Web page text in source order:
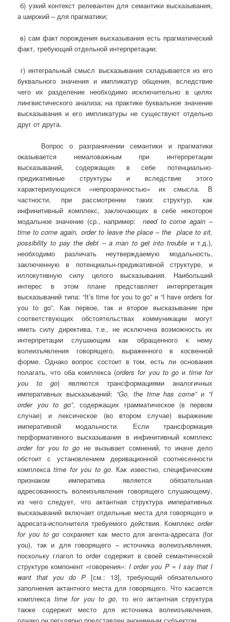
б) узкий контекст релевантен для семантики высказывания,
а широкий – для прагматики;
в) сам факт порождения высказывания есть прагматический
факт, требующий отдельной интерпретации;
г) интегральный смысл высказывания складывается из его
буквального значения и импликатур общения, вследствие
чего их разделение необходимо исключительно в целях
лингвистического анализа; на практике буквальное значение
высказывания и его импликатуры не существуют отдельно
друг от друга.
Вопрос о разграничении семантики и прагматики
оказывается немаловажным при интерпретации
высказываний, содержащих в себе потенциально-
предикативные структуры и вследствие этого
характеризующихся «непрозрачностью» их смысла. В
частности, при рассмотрении таких структур, как
инфинитивный комплекс, заключающих в себе некоторое
модальное значение (ср., например:
need to come again –
time to come again, order to leave the place –the place to sit,
possibility to pay the debt – a man to get into trouble и т.д.),
необходимо различать неутверждаемую модальность,
заключенную в потенциальн-предикативной структуре, и
иллокутивную силу целого высказывания. Наибольший
интерес в этом плане представляет интерпретация
высказываний типа: “It’s time for you to go” и “I have orders for
you to go”. Как первое, так и второе высказывание при
соответствующих обстоятельствах коммуникации могут
иметь силу директива, т.е., не исключена возможность их
интерпретации слушающим как обращенного к нему
волеизъявления говорящего, выраженного в косвенной
форме. Однако вопрос состоит в том, есть ли основания
полагать, что оба комплекса (orders for you to go и time for
you
to go) являются трансформациями аналогичных
императивных высказываний: “Go, the time has come”и “I
order you to go”, содержащих грамматическое (в первом
случае) и лексическое (во втором случае) выражение
императивной модальности. Если трансформация
перформативного высказывания в инфинитивный комплекс
order for you to go не вызывает сомнений, то иначе дело
обстоит с установлением деривационной соотнесенности
комплексаtime for you to go. Как известно, специфическим
признаком императива является обязательная
адресованность волеизъявления говорящего слушающему,
из чего следует, что актантная структура императивных
высказываний включает отдельные места для говорящего и
адресата-исполнителя требуемого действия. Комплекс order
for you to go сохраняет как место для агента-адресата (for
you), так и для говорящего – источника волеизъявления,
поскольку глагол to order содержит в своей семантической
структуре компонент «говорения»:I order you P= I say that I
want that you do P [см.: 13], требующий обязательного
заполнения актантного места для говорящего. Что касается
комплексаtime for you to go, то его актантная структура
также содержит место для источника волеизъявления,